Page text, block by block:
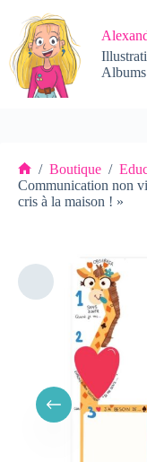
contenu
Accueil
/ Boutique /
Communication non
cris à la maison ! »